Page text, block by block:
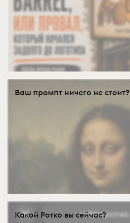
Ваш промпт ничего не стоит?
Какой Ротко вы сейчас?